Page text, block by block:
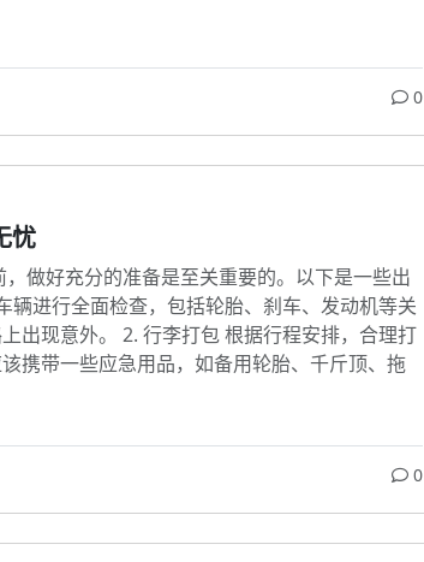
0
忧
做好充分的准备是至关重要的。以下是一些出
进行全面检查，包括轮胎、刹车、发动机等关
出现意外。 2. 行李打包 根据行程安排，合理打
携带一些应急用品，如备用轮胎、千斤顶、拖
0